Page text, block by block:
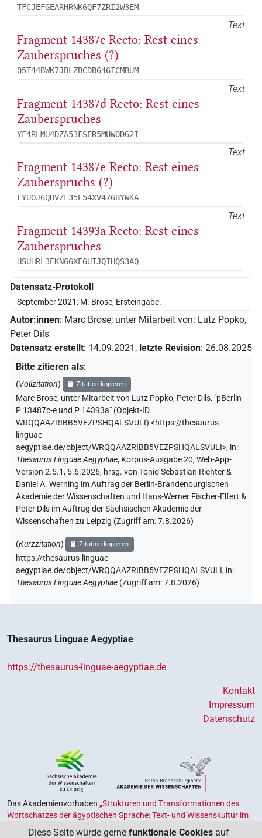
TFCJEFGEARHRNK6QF7ZRI2W3EM
Text
Fragment 14387c Recto: Rest eines
Zauberspruches (?)
Q5T44BWK7JBLZBCDB646ICMBUM
Text
Fragment 14387d Recto: Rest eines
Zauberspruches
YF4RLMU4DZA53FSER5MUWOD62I
Text
Fragment 14387e Recto: Rest eines
Zauberspruchs (?)
LYUOJ6QHVZF35E54XV476BYWKA
Text
Fragment 14393a Recto: Rest eines
Zauberspruches
HSUHRL3EKNG6XE6UIJQIHQS3AQ
Datensatz-Protokoll
– September 2021: M. Brose; Ersteingabe.
Autor:innen: Marc Brose; unter Mitarbeit von: Lutz Popko,
Peter Dils
Datensatz erstellt: 14.09.2021 , letzte Revision: 26.08.2025
Bitte zitieren als:
(Vollzitation) Zitation kopieren
Marc Brose, unter Mitarbeit von Lutz Popko, Peter Dils, "pBerlin
P 13487c-e und P 14393a" (Objekt-ID
WRQQAAZRIBB5VEZPSHQALSVULI) <https://thesaurus-
linguae-
aegyptiae.de/object/WRQQAAZRIBB5VEZPSHQALSVULI>, in:
Thesaurus Linguae Aegyptiae, Korpus-Ausgabe 20, Web-App-
Version 2.5.1, 5.6.2026, hrsg. von Tonio Sebastian Richter &
Daniel A. Werning im Auftrag der Berlin-Brandenburgischen
Akademie der Wissenschaften und Hans-Werner Fischer-Elfert &
Peter Dils im Auftrag der Sächsischen Akademie der
Wissenschaften zu Leipzig (Zugriff am:7.8.2026)
(Kurzzitation) Zitation kopieren
https://thesaurus-linguae-
aegyptiae.de/object/WRQQAAZRIBB5VEZPSHQALSVULI, in:
Thesaurus Linguae Aegyptiae (Zugriff am:7.8.2026)
Thesaurus Linguae Aegyptiae
https://thesaurus-linguae-aegyptiae.de
Kontakt
Impressum
Datenschutz
Das Akademienvorhaben „Strukturen und Transformationen des
Wortschatzes der ägyptischen Sprache: Text- und Wissenskultur im
Alten Ägypten‟
ist Teil des von Bund und Ländern geförderten
Diese Seite würde gerne funktionale Cookies auf